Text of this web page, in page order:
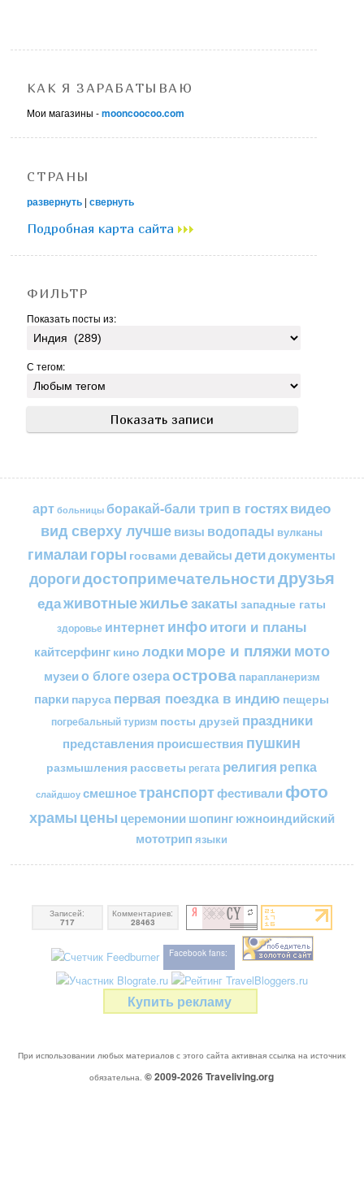
КАК Я ЗАРАБАТЫВАЮ
Мои магазины -mooncoocoo.com
СТРАНЫ
развернуть |свернуть
Подробная карта сайта
ФИЛЬТР
Показать посты из:
С тегом:
арт больницы боракай-бали трип в гостяхвидео
вид сверху лучшевизы водопады вулканы
гималаи горы госвами девайсы детидокументы
дорогидостопримечательностидрузья
едаживотныежильезакаты западные гаты
здоровье интернетинфоитоги и планы
кайтсерфинг кино лодкиморе и пляжимото
музеи о блогеозераострова парапланеризм
парки паруса первая поездка в индию пещеры
погребальный туризм посты друзей праздники
представления происшествия пушкин
размышления рассветы регата религия репка
слайдшоу смешноетранспортфестивали фото
храмы цены церемонии шопингюжноиндийский
мототрип языки
Записей:
717
Комментариев:
28463
Facebook fans:
Купить рекламу
При использовании любых материалов с этого сайта активная ссылка на источник
обязательна. © 2009-2026Traveliving.org